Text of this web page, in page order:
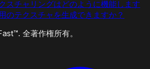
スチャリングはどのように機能します
のテクスチャを生成できますか？
全著作権所有。